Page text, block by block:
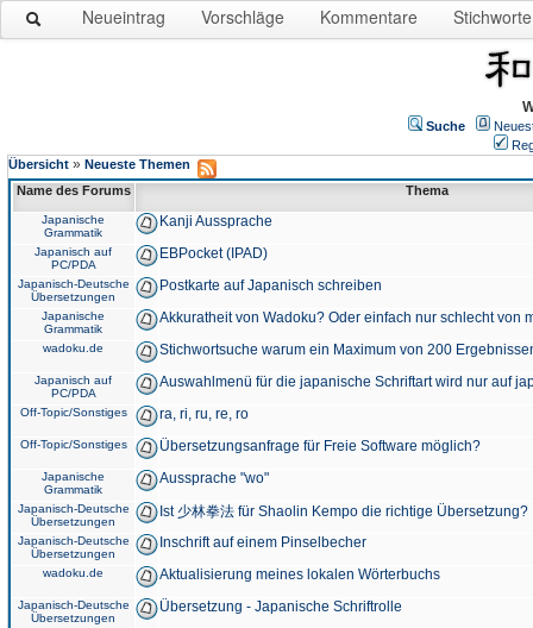
Neueintrag Vorschläge Kommentare Stichworte
Suche
Übersicht » Neueste Themen
Name des Forums
Thema
Japanische
Grammatik
Kanji Aussprache
Japanisch auf
PC/PDA
EBPocket (IPAD)
Japanisch-Deutsche
Übersetzungen
Postkarte auf Japanisch schreiben
Japanische
Grammatik
Akkuratheit von Wadoku? Oder einfach nur schlecht von
wadoku.de Stichwortsuche warum ein Maximum von 200
Japanisch auf
PC/PDA
Auswahlmenü für die japanische Schriftart wird nur auf
Off-Topic/Sonstiges ra, ri, ru, re, ro
Off-Topic/Sonstiges Übersetzungsanfrage für Freie Software möglich?
Japanische
Grammatik
Aussprache "wo"
Japanisch-Deutsche
Übersetzungen
Ist 少林拳法 für Shaolin Kempo die richtige Übersetzung?
Japanisch-Deutsche
Übersetzungen
Inschrift auf einem Pinselbecher
wadoku.de Aktualisierung meines lokalen Wörterbuchs
Japanisch-Deutsche
Übersetzungen
Übersetzung - Japanische Schriftrolle